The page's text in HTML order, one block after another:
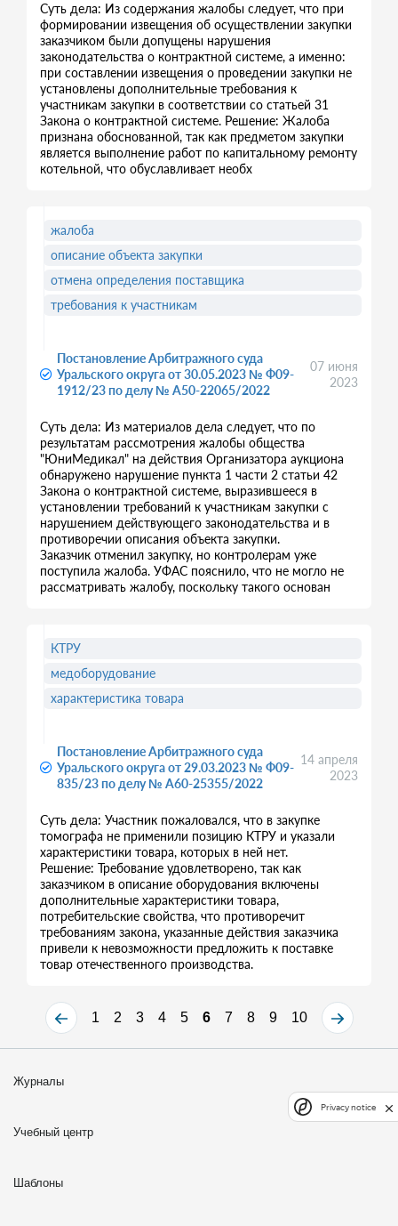
Суть дела: Из содержания жалобы следует, что при
формировании извещения об осуществлении закупки
заказчиком были допущены нарушения
законодательства о контрактной системе, а именно:
при составлении извещения о проведении закупки не
установлены дополнительные требования к
участникам закупки в соответствии со статьей 31
Закона о контрактной системе. Решение: Жалоба
признана обоснованной, так как предметом закупки
является выполнение работ по капитальному ремонту
котельной, что обуславливает необх
Постановление Арбитражного суда
Уральского округа от 30.05.2023 № Ф09-
1912/23 по делу № А50-22065/2022
07 июня
2023
Суть дела: Из материалов дела следует, что по
результатам рассмотрения жалобы общества
"ЮниМедикал" на действия Организатора аукциона
обнаружено нарушение пункта 1 части 2 статьи 42
Закона о контрактной системе, выразившееся в
установлении требований к участникам закупки с
нарушением действующего законодательства и в
противоречии описания объекта закупки.
Заказчик отменил закупку, но контролерам уже
поступила жалоба. УФАС пояснило, что не могло не
рассматривать жалобу, поскольку такого основан
жалоба
описание объекта закупки
отмена определения поставщика
требования к участникам
Постановление Арбитражного суда
Уральского округа от 29.03.2023 № Ф09-
835/23 по делу № А60-25355/2022
14 апреля
2023
Суть дела: Участник пожаловался, что в закупке
томографа не применили позицию КТРУ и указали
характеристики товара, которых в ней нет.
Решение: Требование удовлетворено, так как
заказчиком в описание оборудования включены
дополнительные характеристики товара,
потребительские свойства, что противоречит
требованиям закона, указанные действия заказчика
привели к невозможности предложить к поставке
товар отечественного производства.
КТРУ
медоборудование
характеристика товара
1 2 3 4 5 6 7 8 9 10
Журналы
Учебный центр
Шаблоны
Privacy notice